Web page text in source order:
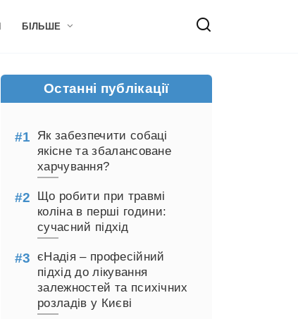
БІЛЬШЕ
Останні публікації
Як забезпечити собаці
якісне та збалансоване
харчування?
Що робити при травмі
коліна в перші години:
сучасний підхід
єНадія – професійний
підхід до лікування
залежностей та психічних
розладів у Києві